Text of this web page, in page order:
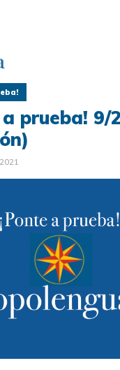
a prueba! 9/